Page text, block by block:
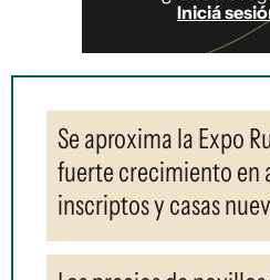
Iniciá
Se aproxima la Expo
fuerte crecimiento en
inscriptos y casas